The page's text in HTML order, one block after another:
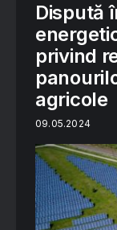
Dispută
privind
agricole
09.05.2024